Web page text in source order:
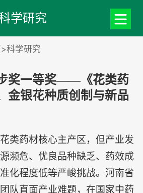
学研究
科学研究
奖一等奖——《花类药
金银花种质创制与新品
药材核心主产区，但产业发
濒危、优良品种缺乏、药效成
化程度低等严峻挑战。河南省
队直面产业难题，在国家中药